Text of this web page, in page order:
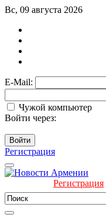
Вс, 09 августа 2026
E-Mail:
Чужой компьютер
Войти через:
Войти
Регистрация
Регистрация